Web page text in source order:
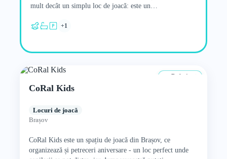
mult decât un simplu loc de joacă: este un…
+1
De la 4 ani
CoRal Kids
Locuri de joacă
Brașov
CoRal Kids este un spațiu de joacă din Brașov, ce
organizează și petreceri aniversare - un loc perfect unde